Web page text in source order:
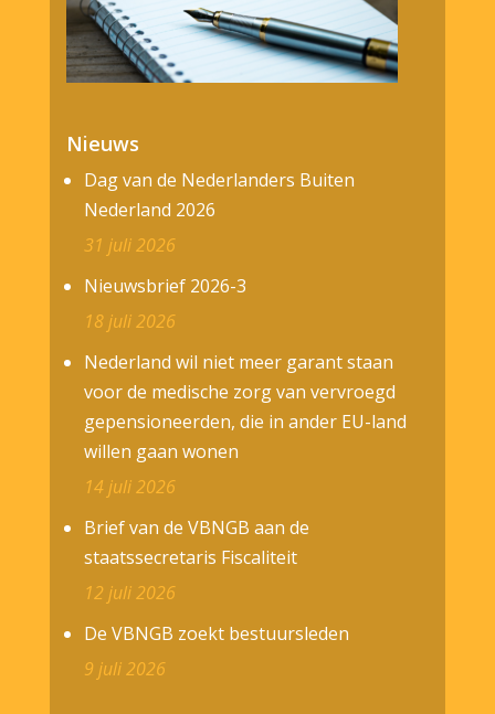
Nieuws
Dag van de Nederlanders Buiten
Nederland 2026
31 juli 2026
Nieuwsbrief 2026-3
18 juli 2026
Nederland wil niet meer garant staan
voor de medische zorg van vervroegd
gepensioneerden, die in ander EU-land
willen gaan wonen
14 juli 2026
Brief van de VBNGB aan de
staatssecretaris Fiscaliteit
12 juli 2026
De VBNGB zoekt bestuursleden
9 juli 2026